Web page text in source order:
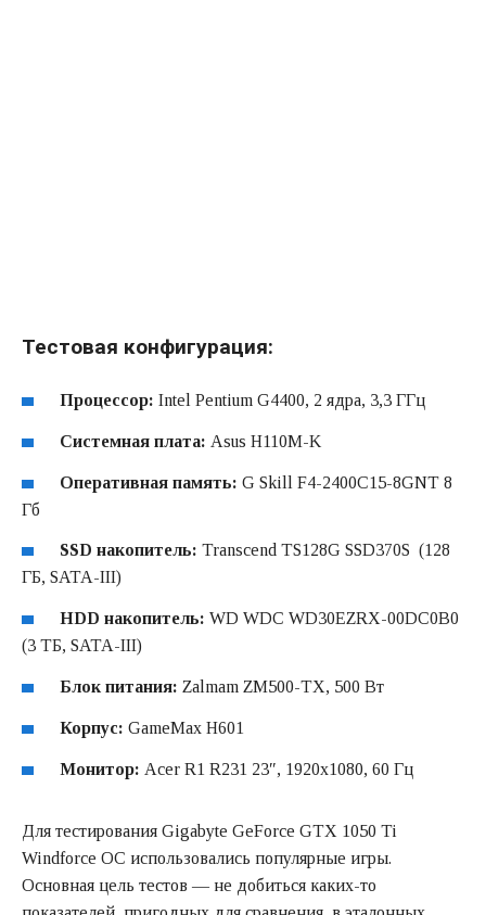
Тестовая конфигурация:
Процессор: Intel Pentium G4400, 2 ядра, 3,3 ГГц
Системная плата: Asus H110M-K
Оперативная память: G Skill F4-2400C15-8GNT 8
Гб
SSD накопитель: Transcend TS128G SSD370S (128
ГБ, SATA-III)
HDD накопитель: WD WDC WD30EZRX-00DC0B0
(3 ТБ, SATA-III)
Блок питания: Zalmam ZM500-TX, 500 Вт
Корпус: GameMax H601
Монитор: Acer R1 R231 23″, 1920х1080, 60 Гц
Для тестирования Gigabyte GeForce GTX 1050 Ti
Windforce OC использовались популярные игры.
Основная цель тестов — не добиться каких-то